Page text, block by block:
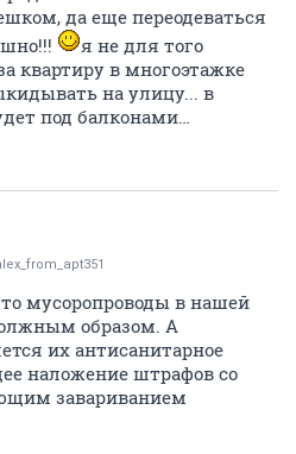
да еще переодеваться
я не для того
квартиру в многоэтажке
на улицу... в
под балконами…
мусоропроводы в нашей
образом. А
их антисанитарное
наложение штрафов со
завариванием